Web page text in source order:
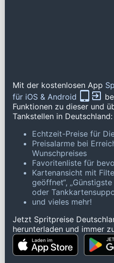
Mit der kostenlosen App
für iOS & Android
Funktionen zu dieser und
Tankstellen in Deutschland:
Echtzeit-Preise für
Preisalarme bei
Wunschpreises
Favoritenliste für
Kartenansicht mit
geöffnet“,
oder
und vieles mehr!
Jetzt Spritpreise
herunterladen und immer